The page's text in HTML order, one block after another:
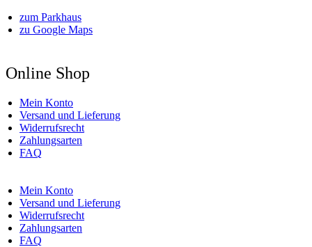
zum Parkhaus
zu Google Maps
Online Shop
Mein Konto
Versand und Lieferung
Widerrufsrecht
Zahlungsarten
FAQ
Mein Konto
Versand und Lieferung
Widerrufsrecht
Zahlungsarten
FAQ